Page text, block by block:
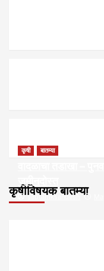
कृषीविषयक बातम्या
कृषी बातम्या
saptahiksandesh